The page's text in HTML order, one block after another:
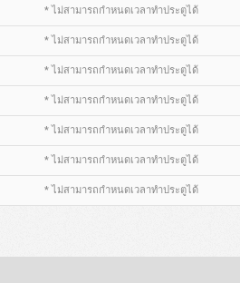
* ไม่สามารถกำหนดเวลาทำประตูได้
* ไม่สามารถกำหนดเวลาทำประตูได้
* ไม่สามารถกำหนดเวลาทำประตูได้
* ไม่สามารถกำหนดเวลาทำประตูได้
* ไม่สามารถกำหนดเวลาทำประตูได้
* ไม่สามารถกำหนดเวลาทำประตูได้
* ไม่สามารถกำหนดเวลาทำประตูได้